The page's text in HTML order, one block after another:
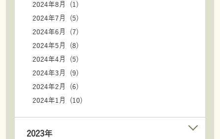
2024年8月 (1)
2024年7月 (5)
2024年6月 (7)
2024年5月 (8)
2024年4月 (5)
2024年3月 (9)
2024年2月 (6)
2024年1月 (10)
2023年